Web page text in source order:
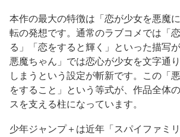
本作の最大の特徴は「恋が少女を悪魔
転の発想です。通常のラブコメでは「
る」「恋をすると輝く」といった描写
悪魔ちゃん」では恋心が少女を文字通
しまうという設定が斬新です。この「
をすること」という等式が、作品全体
スを支える柱になっています。
少年ジャンプ＋は近年「スパイファミ